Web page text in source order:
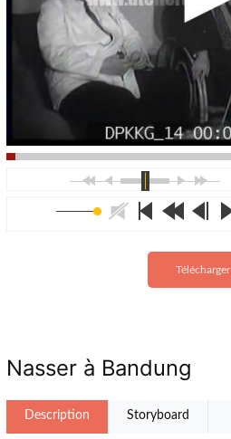
Télécharger
Nasser à Bandung
Description Storyboard